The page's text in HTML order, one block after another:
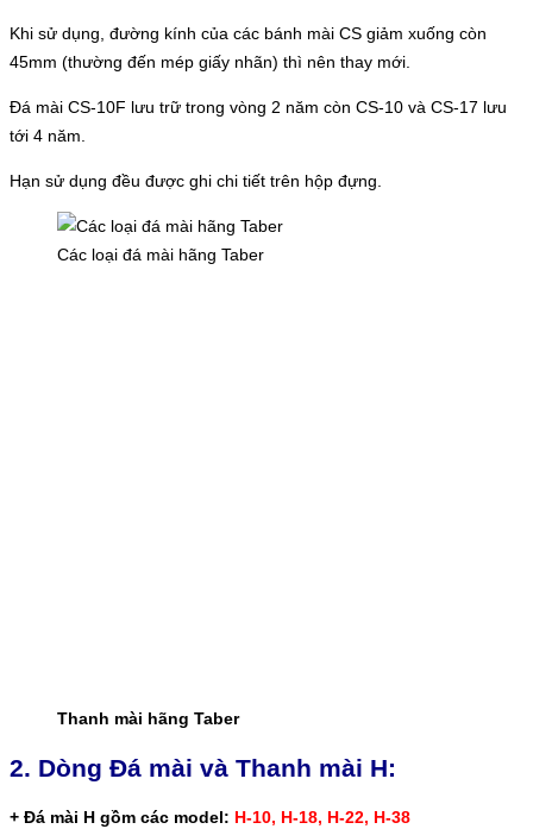
Khi sử dụng, đường kính của các bánh mài CS giảm xuống còn
45mm (thường đến mép giấy nhãn) thì nên thay mới.
Đá mài CS-10F lưu trữ trong vòng 2 năm còn CS-10 và CS-17 lưu
tới 4 năm.
Hạn sử dụng đều được ghi chi tiết trên hộp đựng.
Các loại đá mài hãng Taber
Thanh mài hãng Taber
2. Dòng Đá mài và Thanh mài H:
+ Đá mài H gồm các model: H-10, H-18, H-22, H-38